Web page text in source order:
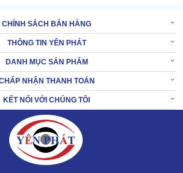
CHÍNH SÁCH BÁN HÀNG
THÔNG TIN YÊN PHÁT
DANH MỤC SẢN PHẨM
NHẬN THANH TOÁN
KẾT NỐI VỚI CHÚNG TÔI